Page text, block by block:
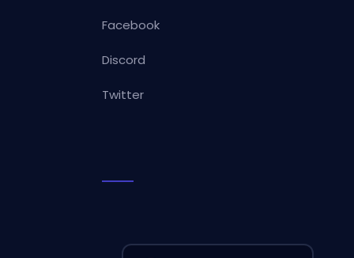
Facebook
Discord
Twitter